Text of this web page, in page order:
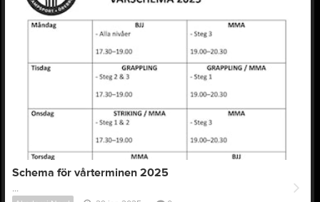
Schema för vårterminen 2025
...